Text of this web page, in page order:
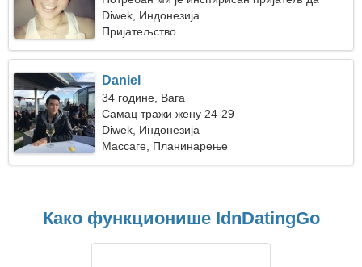
заједно пешачимо
Diwek, Индонезија
Пријатељство
Daniel
34 године, Вага
Самац тражи жену 24-29
Diwek, Индонезија
Массаге, Планинарење
Како функционише IdnDatingGo